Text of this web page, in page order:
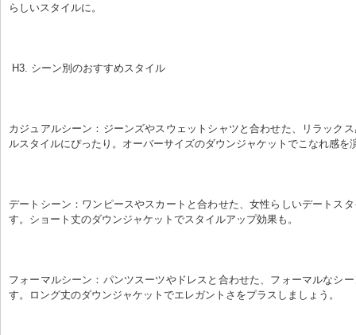
らしいスタイルに。
H3. シーン別のおすすめスタイル
カジュアルシーン：ジーンズやスウェットシャツと合わせた、リラック
ルスタイルにぴったり。オーバーサイズのダウンジャケットでこなれ感を
デートシーン：ワンピースやスカートと合わせた、女性らしいデートス
す。ショート丈のダウンジャケットでスタイルアップ効果も。
フォーマルシーン：パンツスーツやドレスと合わせた、フォーマルなシ
す。ロング丈のダウンジャケットでエレガントさをプラスしましょう。